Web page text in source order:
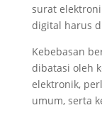
surat
digital harus
Kebebasan
dibatasi oleh
elektronik,
umum, serta